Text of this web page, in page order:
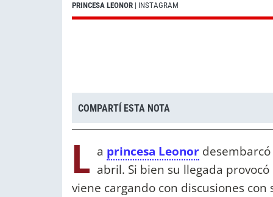
PRINCESA LEONOR | INSTAGRAM
COMPARTÍ ESTA NOTA
L a princesa Leonor
abril. Si bien su llegada provocó
viene cargando con discusiones